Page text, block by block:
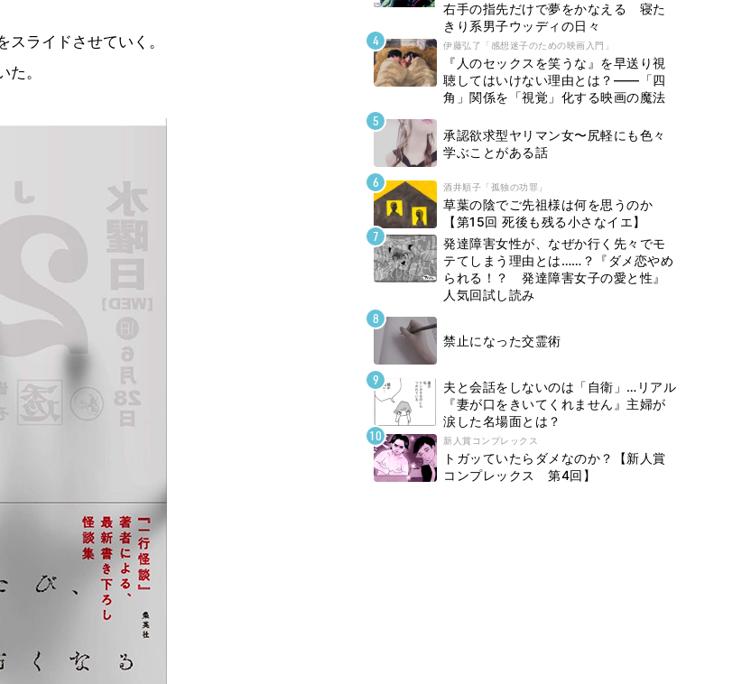
ライドさせていく。
。
右手の指先だけで夢をかなえる 寝た
きり系男子ウッディの日々
伊藤弘了「感想迷子のための映画入門」
『人のセックスを笑うな』を早送り視
聴してはいけない理由とは？――「四
角」関係を「視覚」化する映画の魔法
承認欲求型ヤリマン女〜尻軽にも色々
学ぶことがある話
酒井順子「孤独の功罪」
草葉の陰でご先祖様は何を思うのか
【第15回 死後も残る小さなイエ】
発達障害女性が、なぜか行く先々でモ
テてしまう理由とは……？『ダメ恋やめ
られる！？ 発達障害女子の愛と性』
人気回試し読み
禁止になった交霊術
夫と会話をしないのは「自衛」…リアル
『妻が口をきいてくれません』主婦が
涙した名場面とは？
新人賞コンプレックス
トガッていたらダメなのか？【新人賞
コンプレックス 第4回】